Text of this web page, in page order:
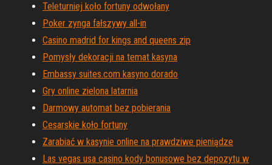
Teleturniej koło fortuny odwołany
Poker zynga fałszywy all-in
Casino madrid for kings and queens zip
Pomysły dekoracji na temat kasyna
Embassy suites.com kasyno dorado
Gry online zielona latarnia
Darmowy automat bez pobierania
Cesarskie koło fortuny
Zarabiać w kasynie online na prawdziwe pieniądze
Las vegas usa casino kody bonusowe bez depozytu w